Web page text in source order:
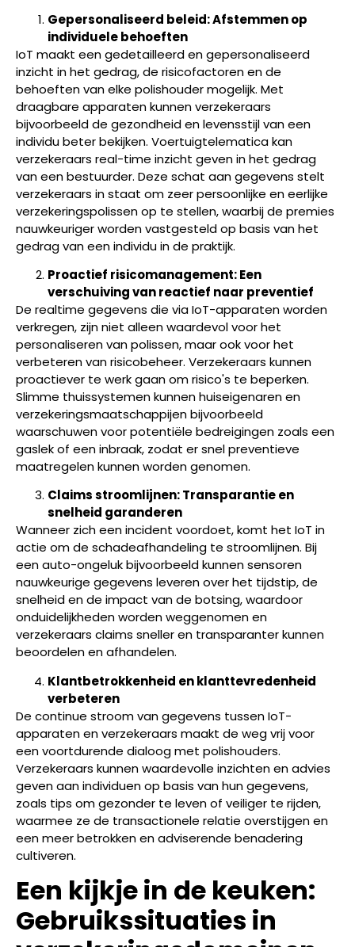
Gepersonaliseerd beleid: Afstemmen op
individuele behoeften
IoT maakt een gedetailleerd en gepersonaliseerd
inzicht in het gedrag, de risicofactoren en de
behoeften van elke polishouder mogelijk. Met
draagbare apparaten kunnen verzekeraars
bijvoorbeeld de gezondheid en levensstijl van een
individu beter bekijken. Voertuigtelematica kan
verzekeraars real-time inzicht geven in het gedrag
van een bestuurder. Deze schat aan gegevens stelt
verzekeraars in staat om zeer persoonlijke en eerlijke
verzekeringspolissen op te stellen, waarbij de premies
nauwkeuriger worden vastgesteld op basis van het
gedrag van een individu in de praktijk.
Proactief risicomanagement: Een
verschuiving van reactief naar preventief
De realtime gegevens die via IoT-apparaten worden
verkregen, zijn niet alleen waardevol voor het
personaliseren van polissen, maar ook voor het
verbeteren van risicobeheer. Verzekeraars kunnen
proactiever te werk gaan om risico's te beperken.
Slimme thuissystemen kunnen huiseigenaren en
verzekeringsmaatschappijen bijvoorbeeld
waarschuwen voor potentiële bedreigingen zoals een
gaslek of een inbraak, zodat er snel preventieve
maatregelen kunnen worden genomen.
Claims stroomlijnen: Transparantie en
snelheid garanderen
Wanneer zich een incident voordoet, komt het IoT in
actie om de schadeafhandeling te stroomlijnen. Bij
een auto-ongeluk bijvoorbeeld kunnen sensoren
nauwkeurige gegevens leveren over het tijdstip, de
snelheid en de impact van de botsing, waardoor
onduidelijkheden worden weggenomen en
verzekeraars claims sneller en transparanter kunnen
beoordelen en afhandelen.
Klantbetrokkenheid en klanttevredenheid
verbeteren
De continue stroom van gegevens tussen IoT-
apparaten en verzekeraars maakt de weg vrij voor
een voortdurende dialoog met polishouders.
Verzekeraars kunnen waardevolle inzichten en advies
geven aan individuen op basis van hun gegevens,
zoals tips om gezonder te leven of veiliger te rijden,
waarmee ze de transactionele relatie overstijgen en
een meer betrokken en adviserende benadering
cultiveren.
Een kijkje in de keuken:
Gebruikssituaties in